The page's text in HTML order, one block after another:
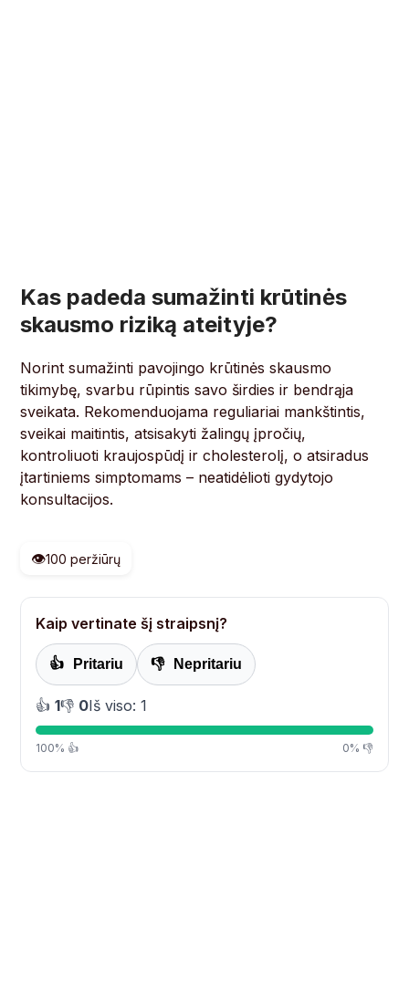
Kas padeda sumažinti krūtinės
skausmo riziką ateityje?
Norint sumažinti pavojingo krūtinės skausmo
tikimybę, svarbu rūpintis savo širdies ir bendrąja
sveikata. Rekomenduojama reguliariai mankštintis,
sveikai maitintis, atsisakyti žalingų įpročių,
kontroliuoti kraujospūdį ir cholesterolį, o atsiradus
įtartiniems simptomams – neatidėlioti gydytojo
konsultacijos.
👁️100 peržiūrų
Kaip vertinate šį straipsnį?
👍 Pritariu 👎 Nepritariu
👍1👎 0Iš viso: 1
100% 👍 0% 👎